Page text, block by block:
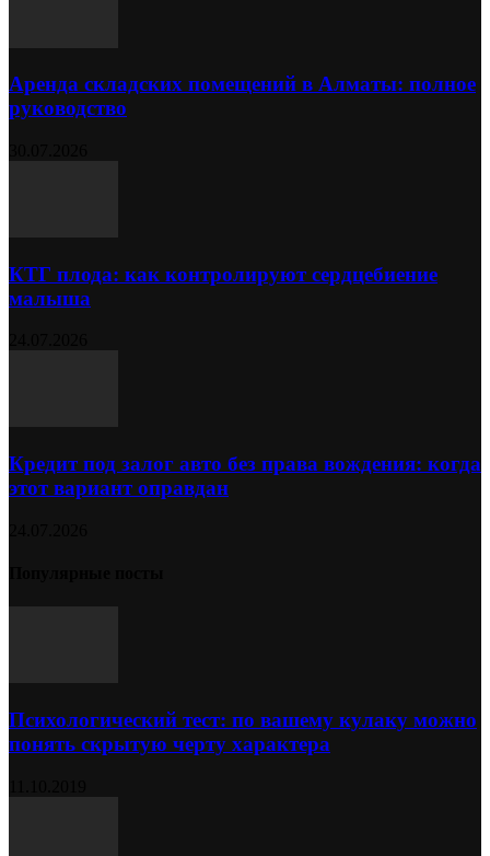
Аренда складских помещений в Алматы: полное
руководство
КТГ плода: как контролируют сердцебиение
малыша
Кредит под залог авто без права вождения: когда
этот вариант оправдан
Психологический тест: по вашему кулаку можно
понять скрытую черту характера